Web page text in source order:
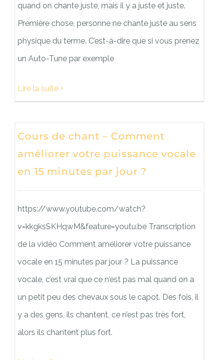
quand on chante juste, mais il y a juste et juste.
Première chose, personne ne chante juste au sens
physique du terme. C’est-à-dire que si vous prenez
un Auto-Tune par exemple
Lire la suite
Cours de chant – Comment
améliorer votre puissance vocale
en 15 minutes par jour ?
https://www.youtube.com/watch?
v=kkgksSKHqwM&feature=youtu.be Transcription
de la vidéo Comment améliorer votre puissance
vocale en 15 minutes par jour ? La puissance
vocale, c’est vrai que ce n’est pas mal quand on a
un petit peu des chevaux sous le capot. Des fois, il
y a des gens, ils chantent, ce n’est pas très fort,
alors ils chantent plus fort.